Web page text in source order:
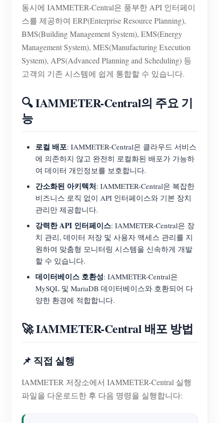
동시에 IAMMETER-Central은 풍부한 API 인터페이
스를 제공하여 ERP(Enterprise Resource Planning),
BMS(Building Management System), EMS(Energy
Management System), MES(Manufacturing Execution
System), APS(Advanced Planning and Scheduling) 등
고객의 기존 시스템에 쉽게 통합할 수 있습니다.
🔍 IAMMETER-Central의 주요 기
능
로컬 배포: IAMMETER-Central은 클라우드 서비스
에 의존하지 않고 완전히 로컬화된 배포가 가능하
여 데이터 개인정보를 보호합니다.
간소화된 아키텍처: IAMMETER-Central은 복잡한
비즈니스 로직 없이 API 인터페이스와 기본 장치
관리만 제공합니다.
강력한 API 인터페이스: IAMMETER-Central은 장
치 관리, 데이터 저장 및 사용자 액세스 관리를 지
원하여 맞춤형 모니터링 시스템을 신속하게 개발
할 수 있습니다.
데이터베이스 호환성: IAMMETER-Central은
MySQL 및 MariaDB 데이터베이스와 호환되어 다
양한 환경에 적합합니다.
🚀 IAMMETER-Central 배포 방법
📌 직접 실행
IAMMETER 저장소에서 IAMMETER-Central 실행
파일을 다운로드한 후 다음 명령을 실행합니다: